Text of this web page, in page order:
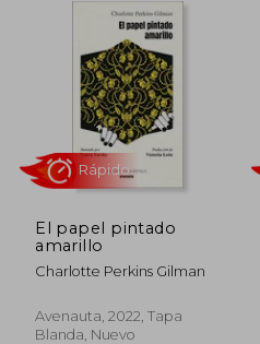
5%
dcto.
El papel pintado
amarillo
Charlotte Perkins Gilman
Avenauta, 2022, Tapa
Blanda, Nuevo